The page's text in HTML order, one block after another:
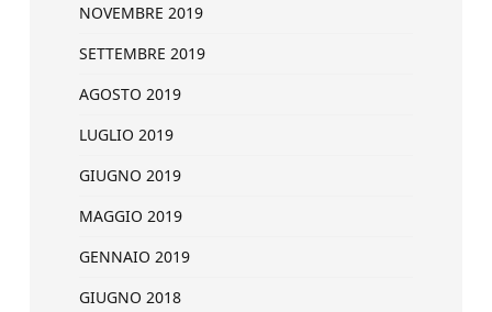
NOVEMBRE 2019
SETTEMBRE 2019
AGOSTO 2019
LUGLIO 2019
GIUGNO 2019
MAGGIO 2019
GENNAIO 2019
GIUGNO 2018